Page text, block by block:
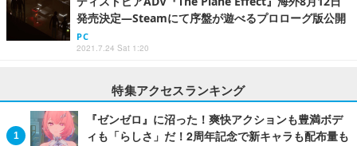
発売決定―Steamにて序盤が遊べるプロローグ版公開
PC
2021.7.24 Sat 1:20
特集アクセスランキング
『ゼンゼロ』に沼った！爽快アクションも豊満ボデ
ィも「らしさ」だ！2周年記念で新キャラも配布量も